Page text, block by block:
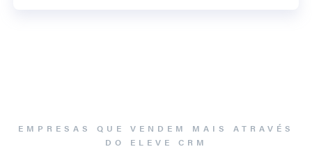
EMPRESAS QUE VENDEM MAIS ATRAVÉS
DO ELEVE CRM